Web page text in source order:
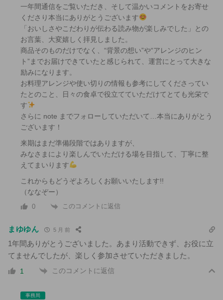
一年間通信をご覧いただき、そして温かいコメントをお寄せ
くださり本当にありがとうございます
「おいしさやこだわりが伝わる読み物が楽しみでした」との
お言葉、大変嬉しく拝見しました。
商品そのものだけでなく、“背景の想い”や“アレンジのヒン
ト”までお届けできていたと感じられて、運営にとって大きな
励みになります。
お料理アレンジや使い切りの情報も参考にしてくださってい
たとのこと、日々の食卓で役立てていただけてとても光栄で
す
さらに note までフォローしていただいて…本当にありがとう
ございます！
来期はまだ準備段階ではありますが、
みなさまにより楽しんでいただける場を目指して、丁寧に整
えてまいります
これからもどうぞよろしくお願いいたします!!
（ななぞー）
0 このコメントに返信
まゆゆん 5 月 前
1年間ありがとうございました。あまり活動できず、お役に立
てませんでしたが、楽しく参加させていただきました。
1 このコメントに返信
事務局